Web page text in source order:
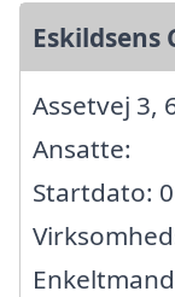
Eskildsens
Assetvej 3,
Ansatte:
Startdato: